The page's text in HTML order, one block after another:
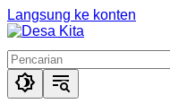
Langsung ke konten